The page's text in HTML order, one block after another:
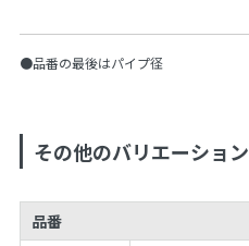
●品番の最後はパイプ径
その他のバリエーション
品番